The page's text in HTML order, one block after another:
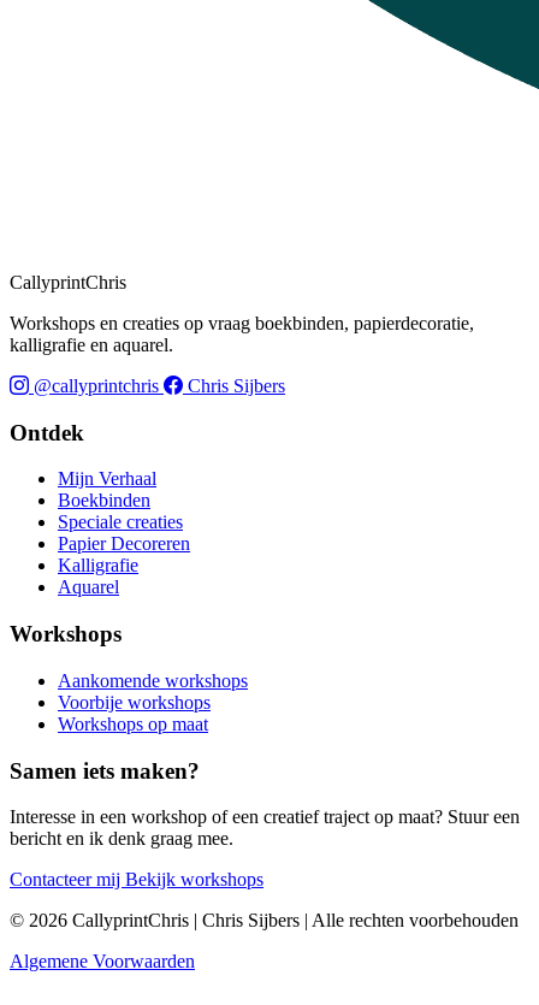
CallyprintChris
Workshops en creaties op vraag boekbinden, papierdecoratie,
kalligrafie en aquarel.
@callyprintchris
Chris Sijbers
Ontdek
Mijn Verhaal
Boekbinden
Speciale creaties
Papier Decoreren
Kalligrafie
Aquarel
Workshops
Aankomende workshops
Voorbije workshops
Workshops op maat
Samen iets maken?
Interesse in een workshop of een creatief traject op maat? Stuur een
bericht en ik denk graag mee.
Contacteer mij Bekijk workshops
© 2026 CallyprintChris | Chris Sijbers | Alle rechten voorbehouden
Algemene Voorwaarden